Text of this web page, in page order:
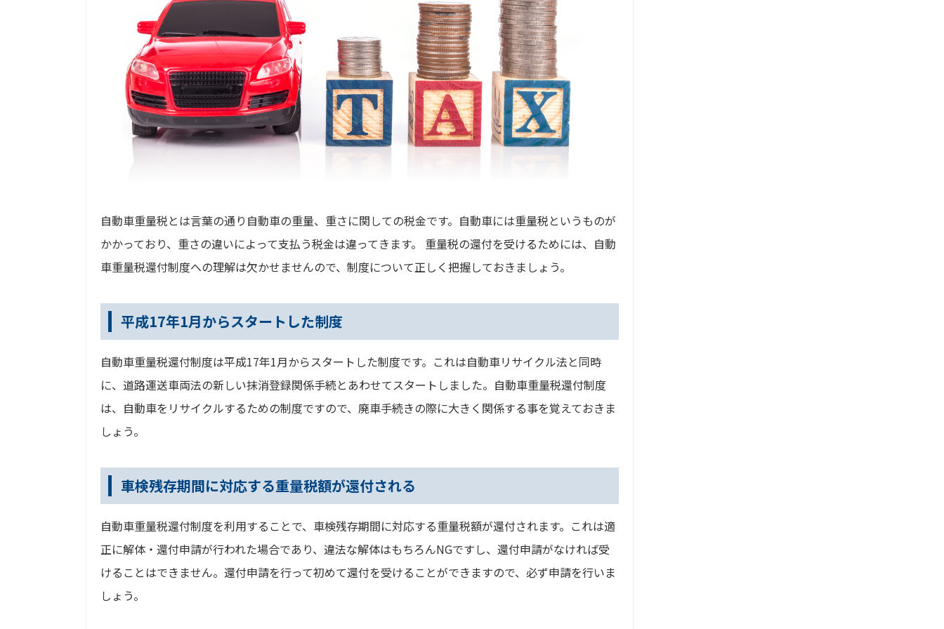
自動車重量税とは言葉の通り自動車の重量、重さに関しての税金です。自動車には重量税というものが
かかっており、重さの違いによって支払う税金は違ってきます。 重量税の還付を受けるためには、自動
車重量税還付制度への理解は欠かせませんので、制度について正しく把握しておきましょう。
平成17年1月からスタートした制度
自動車重量税還付制度は平成17年1月からスタートした制度です。これは自動車リサイクル法と同時
に、道路運送車両法の新しい抹消登録関係手続とあわせてスタートしました。自動車重量税還付制度
は、自動車をリサイクルするための制度ですので、廃車手続きの際に大きく関係する事を覚えておきま
しょう。
車検残存期間に対応する重量税額が還付される
自動車重量税還付制度を利用することで、車検残存期間に対応する重量税額が還付されます。これは適
正に解体・還付申請が行われた場合であり、違法な解体はもちろんNGですし、還付申請がなければ受
けることはできません。還付申請を行って初めて還付を受けることができますので、必ず申請を行いま
しょう。